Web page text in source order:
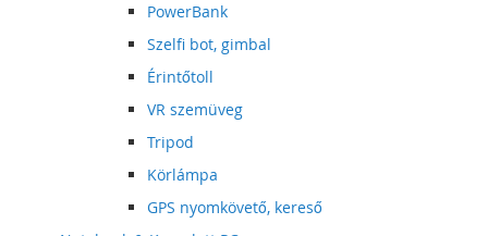
PowerBank
Szelfi bot, gimbal
Érintőtoll
VR szemüveg
Tripod
Körlámpa
GPS nyomkövető, kereső